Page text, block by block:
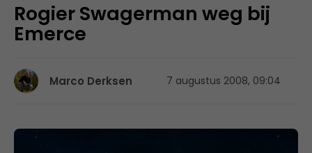
Rogier Swagerman weg bij
Emerce
Marco Derksen 7 augustus 2008, 09:04